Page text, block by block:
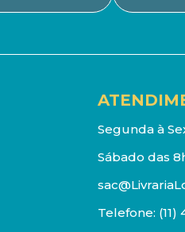
Segunda à
Sábado das
Telefone: (11)